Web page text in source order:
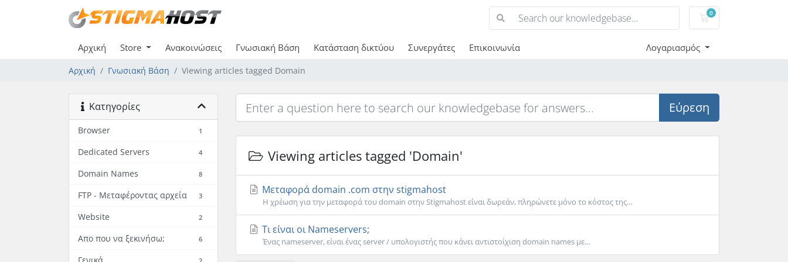
0
Καλάθι αγορών
Αρχική Store Ανακοινώσεις Γνωσιακή Βάση Κατάσταση δικτύου Συνεργάτες Επικοινωνία Λογαριασμός
Αρχική Γνωσιακή Βάση Viewing articles tagged Domain
Κατηγορίες
Browser 1
Dedicated Servers 4
Domain Names 8
FTP - Μεταφέροντας αρχεία 3
Website 2
Απο που να ξεκινήσω; 6
Εύρεση
Viewing articles tagged 'Domain'
Mεταφορά domain .com στην stigmahost
H χρέωση για την μεταφορά του domain στην Stigmahost είναι δωρεάν, πληρώνετε μόνο το κόστος της...
Τι είναι οι Nameservers;
Ένας nameserver, είναι ένας server / υπολογιστής που κάνει αντιστοίχιση domain names με...